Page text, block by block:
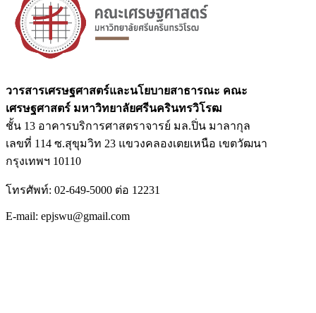
วารสารเศรษฐศาสตร์และนโยบายสาธารณะ คณะ
เศรษฐศาสตร์ มหาวิทยาลัยศรีนครินทรวิโรฒ
ชั้น 13 อาคารบริการศาสตราจารย์ มล.ปิ่น มาลากุล
เลขที่ 114 ซ.สุขุมวิท 23 แขวงคลองเตยเหนือ เขตวัฒนา
กรุงเทพฯ 10110
โทรศัพท์: 02-649-5000 ต่อ 12231
E-mail: epjswu@gmail.com